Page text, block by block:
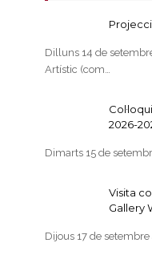
Dilluns 14 de
Artístic (com…
2026-
Dimarts 15 de
Visita
Gallery
Dijous 17 de